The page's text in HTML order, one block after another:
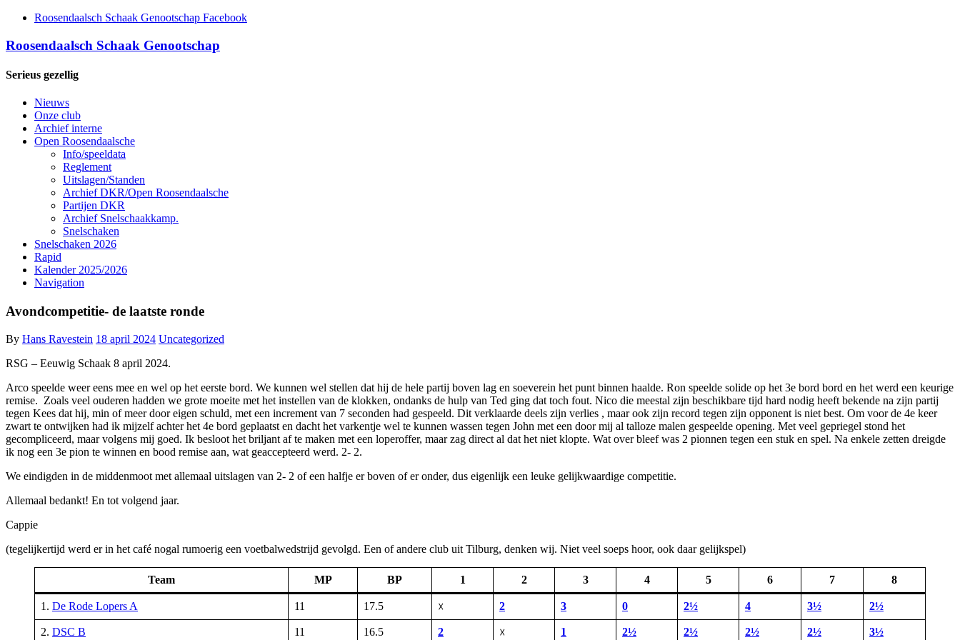
Roosendaalsch Schaak Genootschap Facebook
Roosendaalsch Schaak Genootschap
Serieus gezellig
Nieuws
Onze club
Archief interne
Open Roosendaalsche
Info/speeldata
Reglement
Uitslagen/Standen
Archief DKR/Open Roosendaalsche
Partijen DKR
Archief Snelschaakkamp.
Snelschaken
Snelschaken 2026
Rapid
Kalender 2025/2026
Navigation
Avondcompetitie- de laatste ronde
By Hans Ravestein 18 april 2024 Uncategorized
RSG – Eeuwig Schaak 8 april 2024.
Arco speelde weer eens mee en wel op het eerste bord. We kunnen wel stellen dat hij de hele partij boven lag en soeverein het punt binnen haalde. Ron speelde solide op het 3e bord bord en het werd een keurige
remise. Zoals veel ouderen hadden we grote moeite met het instellen van de klokken, ondanks de hulp van Ted ging dat toch fout. Nico die meestal zijn beschikbare tijd hard nodig heeft bekende na zijn partij
tegen Kees dat hij, min of meer door eigen schuld, met een increment van 7 seconden had gespeeld. Dit verklaarde deels zijn verlies , maar ook zijn record tegen zijn opponent is niet best. Om voor de 4e keer
zwart te ontwijken had ik mijzelf achter het 4e bord geplaatst en dacht het varkentje wel te kunnen wassen tegen John met een door mij al talloze malen gespeelde opening. Met veel gepriegel stond het
gecompliceerd, maar volgens mij goed. Ik besloot het briljant af te maken met een loperoffer, maar zag direct al dat het niet klopte. Wat over bleef was 2 pionnen tegen een stuk en spel. Na enkele zetten dreigde
ik nog een 3e pion te winnen en bood remise aan, wat geaccepteerd werd. 2- 2.
We eindigden in de middenmoot met allemaal uitslagen van 2- 2 of een halfje er boven of er onder, dus eigenlijk een leuke gelijkwaardige competitie.
Allemaal bedankt! En tot volgend jaar.
Cappie
(tegelijkertijd werd er in het café nogal rumoerig een voetbalwedstrijd gevolgd. Een of andere club uit Tilburg, denken wij. Niet veel soeps hoor, ook daar gelijkspel)
Team MP BP 1 2 3 4 5 6 7 8
1. De Rode Lopers A 11 17.5 ☓ 2 3 0 2½ 4 3½ 2½
2. DSC B 11 16.5 2 ☓ 1 2½ 2½ 2½ 2½ 3½